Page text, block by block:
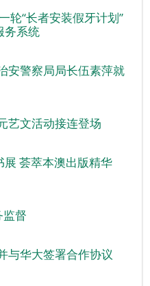
轮“长者安装假牙计划”
务系统
安警察局局长伍素萍就
艺文活动接连登场
展 荟萃本澳出版精华
督
与华大签署合作协议